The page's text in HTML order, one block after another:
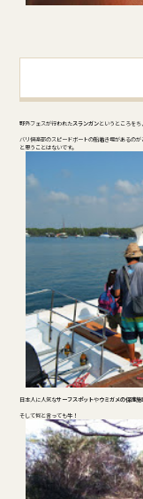
野外フェスが行われたスランガンというところをち
バリ倶楽部のスピードボートの船着き場があるの
と思うことはないです。
日本人に人気なサーフスポットやウミガメの保護施
そして何と言っても牛！